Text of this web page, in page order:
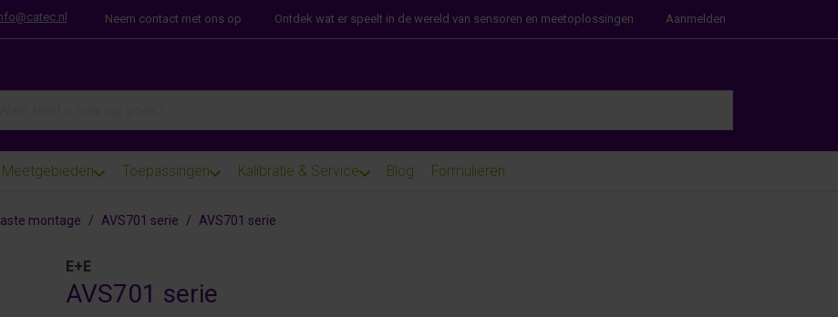
Neem contact met ons op Ontdek wat er speelt in de wereld van sensoren en meetoplossingen Aanmelden
Meetgebieden Toepassingen Kalibratie & Service Blog Formulieren
montage AVS701 serie AVS701 serie
E+E
AVS701 serie